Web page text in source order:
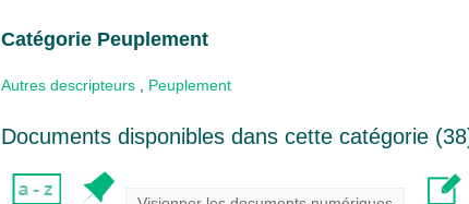
Catégorie Peuplement
Autres descripteurs Peuplement
Documents disponibles dans cette catégorie (38